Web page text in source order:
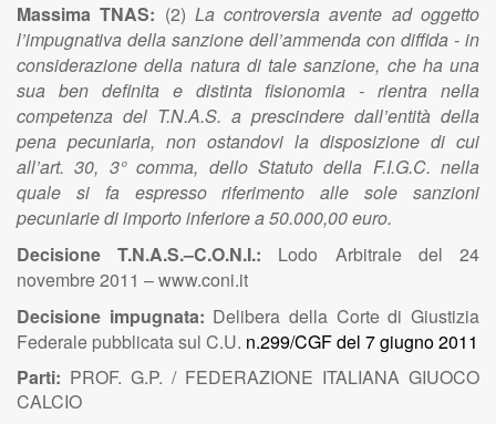
Massima TNAS: (2) La controversia avente ad oggetto
l’impugnativa della sanzione dell’ammenda con diffida - in
considerazione della natura di tale sanzione, che ha una
sua ben definita e distinta fisionomia - rientra nella
competenza del T.N.A.S. a prescindere dall’entità della
pena pecuniaria, non ostandovi la disposizione di cui
all’art. 30, 3° comma, dello Statuto della F.I.G.C. nella
quale si fa espresso riferimento alle sole sanzioni
pecuniarie di importo inferiore a 50.000,00 euro.
Decisione T.N.A.S.–C.O.N.I.: Lodo Arbitrale del 24
novembre 2011 – www.coni.it
Decisione impugnata: Delibera della Corte di Giustizia
Federale pubblicata sul C.U. n.299/CGF del 7 giugno 2011
Parti: PROF. G.P. / FEDERAZIONE ITALIANA GIUOCO
CALCIO